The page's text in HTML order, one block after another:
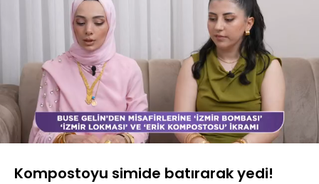
Sesi
Aç
Yüklendi
18.59%
Oynatma
Hızı
Kompostoyu simide batırarak yedi!